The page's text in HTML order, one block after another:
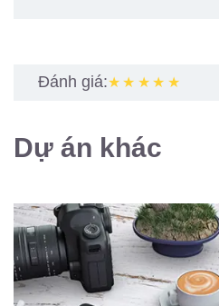
Đánh giá:★★★★★
Dự án khác